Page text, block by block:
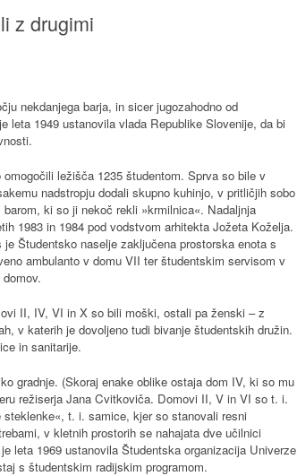
z drugimi
nekdanjega barja, in sicer jugozahodno od
leta 1949 ustanovila vlada Republike Slovenije, da bi
ležišča 1235 študentom. Sprva so bile v
nadstropju dodali skupno kuhinjo, v pritličjih sobo
ki so ji nekoč rekli »krmilnica«. Nadaljnja
1983 in 1984 pod vodstvom arhitekta Jožeta Koželja.
Študentsko naselje zaključena prostorska enota s
ambulanto v domu VII ter študentskim servisom v
II, IV, VI in X so bili moški, ostali pa ženski – z
v katerih je dovoljeno tudi bivanje študentskih družin.
in sanitarije.
gradnje. (Skoraj enake oblike ostaja dom IV, ki so mu
režiserja Jana Cvitkoviča. Domovi II, V in VI so t. i.
t. i. samice, kjer so stanovali resni
v kletnih prostorih se nahajata dve učilnici
leta 1969 ustanovila Študentska organizacija Univerze
s študentskim radijskim programom.